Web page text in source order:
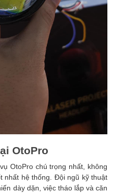
OtoPro
OtoPro chú trọng nhất, không
nhất hệ thống. Đội ngũ kỹ thuật
dày dặn, việc tháo lắp và căn